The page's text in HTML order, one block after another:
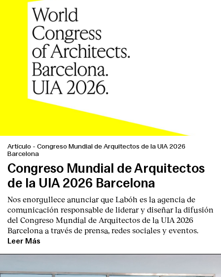
Artículo - Congreso Mundial de Arquitectos de la UIA 2026
Barcelona
Congreso Mundial de Arquitectos
de la UIA 2026 Barcelona
Nos enorgullece anunciar que Labóh es la agencia de
comunicación responsable de liderar y diseñar la difusión
del Congreso Mundial de Arquitectos de la UIA 2026
Barcelona a través de prensa, redes sociales y eventos.
Leer Más